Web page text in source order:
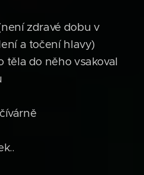
zdravé dobu v
a točení hlavy)
těla do něho vsakoval